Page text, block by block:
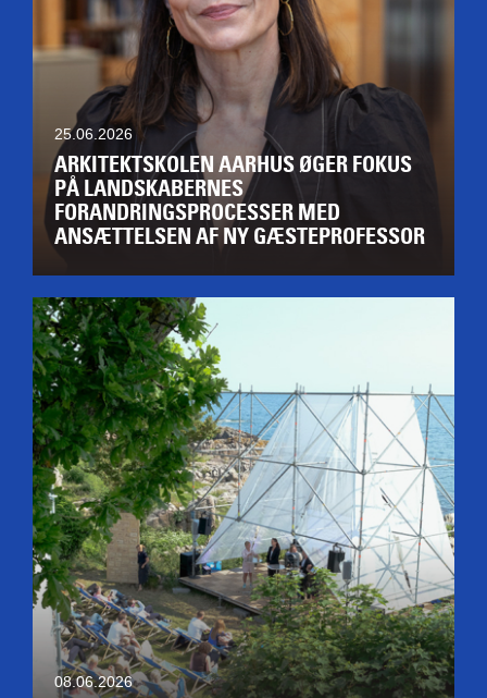
25.06.2026
ARKITEKTSKOLEN AARHUS ØGER FOKUS
PÅ LANDSKABERNES
FORANDRINGSPROCESSER MED
ANSÆTTELSEN AF NY GÆSTEPROFESSOR
08.06.2026